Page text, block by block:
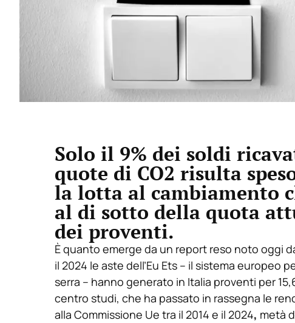
Solo il 9% dei soldi
quote di CO2 risulta
la lotta al cambiamento
al di sotto della quota
dei proventi.
È quanto emerge da un report reso noto oggi
il 2024 le aste dell’Eu Ets – il sistema europeo
serra – hanno generato in Italia proventi per
centro studi, che ha passato in rassegna le
alla Commissione Ue tra il 2014 e il 2024, metà